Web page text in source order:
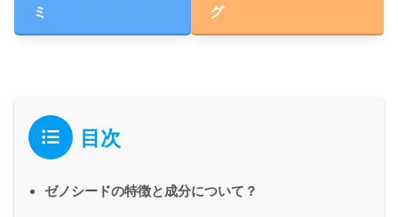
ミ
グ
目次
ゼノシードの特徴と成分について？